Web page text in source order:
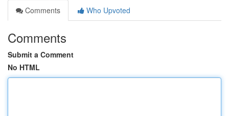
Comments
Who Upvoted
Comments
Submit a Comment
No HTML